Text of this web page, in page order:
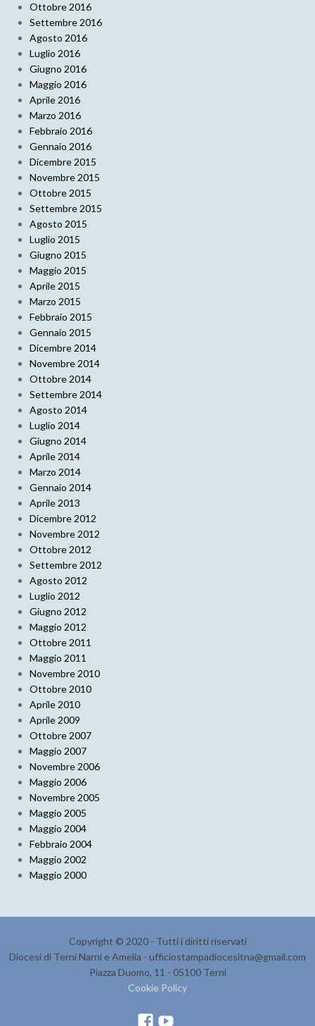
Ottobre 2016
Settembre 2016
Agosto 2016
Luglio 2016
Giugno 2016
Maggio 2016
Aprile 2016
Marzo 2016
Febbraio 2016
Gennaio 2016
Dicembre 2015
Novembre 2015
Ottobre 2015
Settembre 2015
Agosto 2015
Luglio 2015
Giugno 2015
Maggio 2015
Aprile 2015
Marzo 2015
Febbraio 2015
Gennaio 2015
Dicembre 2014
Novembre 2014
Ottobre 2014
Settembre 2014
Agosto 2014
Luglio 2014
Giugno 2014
Aprile 2014
Marzo 2014
Gennaio 2014
Aprile 2013
Dicembre 2012
Novembre 2012
Ottobre 2012
Settembre 2012
Agosto 2012
Luglio 2012
Giugno 2012
Maggio 2012
Ottobre 2011
Maggio 2011
Novembre 2010
Ottobre 2010
Aprile 2010
Aprile 2009
Ottobre 2007
Maggio 2007
Novembre 2006
Maggio 2006
Novembre 2005
Maggio 2005
Maggio 2004
Febbraio 2004
Maggio 2002
Maggio 2000
Copyright © 2020 - Tutti i diritti riservati
Diocesi di Terni Narni e Amelia - ufficiostampadiocesitna@gmail.com
Piazza Duomo, 11 - 05100 Terni
Cookie Policy